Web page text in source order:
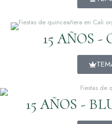
15 AÑOS -
15 AÑOS -